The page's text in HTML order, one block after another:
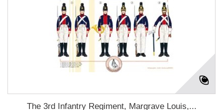
The 3rd Infantry Regiment, Margrave Louis,...